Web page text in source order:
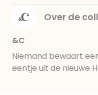
Over de
&C
Niemand bewaart
eentje uit de nieuwe